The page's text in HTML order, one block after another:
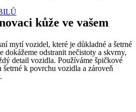
kůže ve vašem
mytí vozidel, které je důkladné a šetrné
dokážeme odstranit nečistoty a skvrny,
detail vozidla. Používáme špičkové
k povrchu vozidla a zároveň